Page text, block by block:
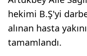
hekimi B.Ş'yi
alınan hasta
tamamlandı.